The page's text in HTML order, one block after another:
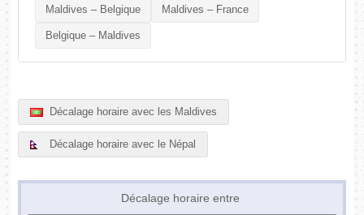
Maldives – Belgique Maldives – France
Belgique – Maldives
Décalage horaire avec les Maldives
Décalage horaire avec le Népal
Décalage horaire entre